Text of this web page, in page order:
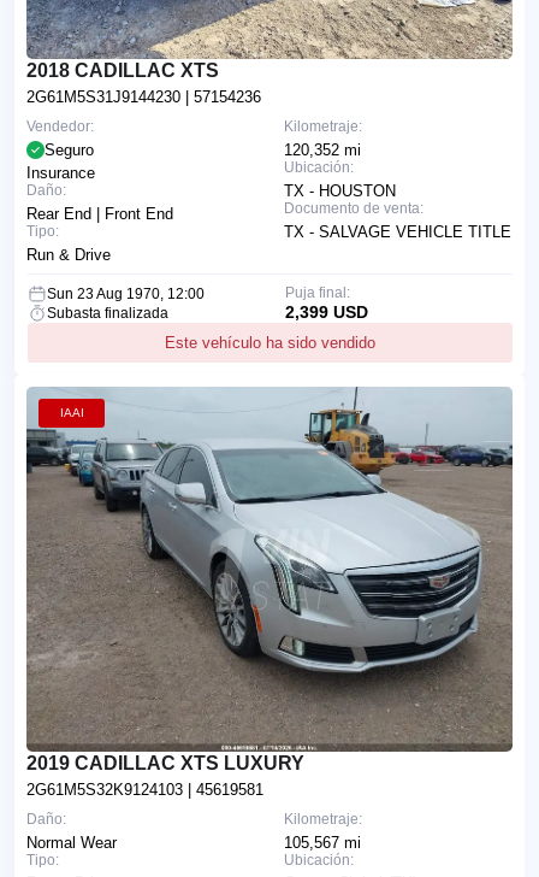
2018 CADILLAC XTS
2G61M5S31J9144230 | 57154236
Kilometraje:
120,352 mi
Ubicación:
TX - HOUSTON
Documento de venta:
TX - SALVAGE VEHICLE TITLE
Vendedor:
Seguro
Insurance
Daño:
Rear End | Front End
Tipo:
Run & Drive
Sun 23 Aug 1970, 12:00
Subasta finalizada
Este vehículo ha sido vendido
Puja final:
2,399 USD
IAAI
2019 CADILLAC XTS LUXURY
2G61M5S32K9124103 | 45619581
Kilometraje:
105,567 mi
Ubicación:
Daño:
Normal Wear
Tipo: